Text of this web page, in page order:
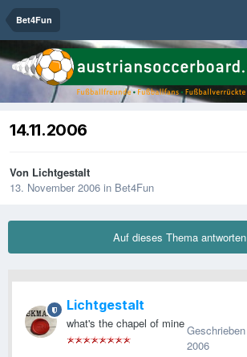
Bet4Fun
14.11.2006
Von Lichtgestalt
13. November 2006 in Bet4Fun
Auf dieses Thema antworten
Lichtgestalt
what's the chapel of mineGeschrieben
2006